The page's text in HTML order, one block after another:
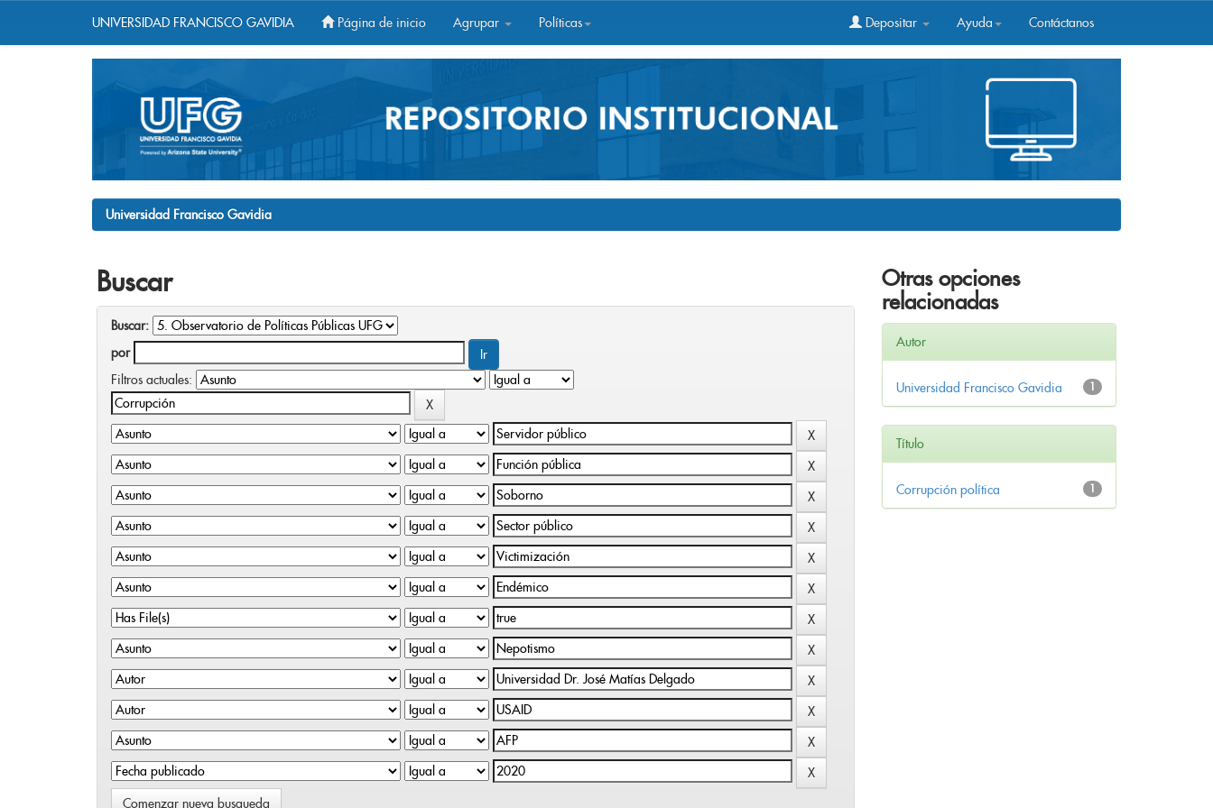
UNIVERSIDAD FRANCISCO GAVIDIA Página de inicio Agrupar Políticas Depositar Ayuda Contáctanos
Universidad Francisco Gavidia
Buscar
Buscar:
por
Filtros actuales:
Comenzar nueva busqueda
Otras opciones
relacionadas
Autor
1
Universidad Francisco Gavidia
Título
1
Corrupción política